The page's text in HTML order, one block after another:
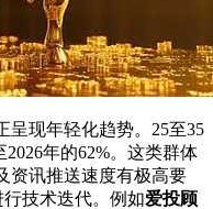
呈现年轻化趋势。25至35
年的62%。这类群体
资讯推送速度有极高要
技术迭代。例如爱投顾